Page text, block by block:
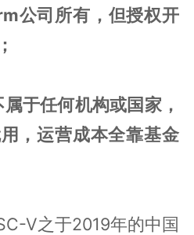
公司所有，但授权开
于任何机构或国家，
，运营成本全靠基金
V之于2019年的中国